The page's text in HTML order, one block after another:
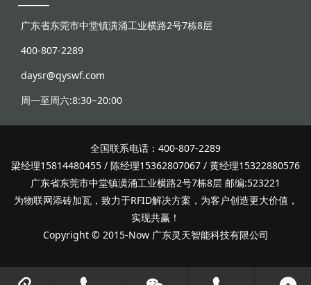
广东省东莞市中堂镇潢涌工业横路2号7栋8层
400-807-2289
daysr@qyswf.com
周一至周六:8:30~20:00
全国联系电话：400-807-2289
梁经理15814480455 / 陈经理15362807067 / 黄经理15322880576
广东省东莞市中堂镇潢涌工业横路2号7栋8层 邮编:523221
为物联网添砖加瓦，致力于RFID解决方案，为客户创造更大价值，
实现共赢！
Copyright © 2015-Now 广东灵天智能科技有限公司